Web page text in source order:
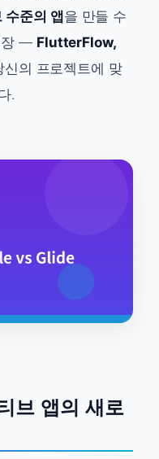
수준의 앱을 만들 수
장 — FlutterFlow,
의 프로젝트에 맞
.
브 앱의 새로